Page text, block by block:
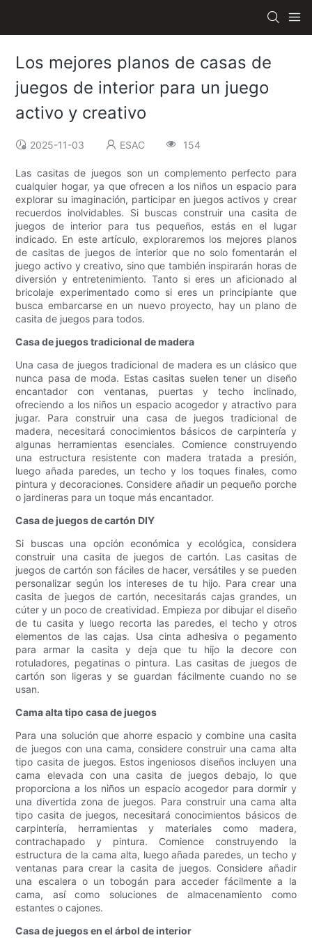
Los mejores planos de casas de
juegos de interior para un juego
activo y creativo
2025-11-03 ESAC 154
Las casitas de juegos son un complemento perfecto para
cualquier hogar, ya que ofrecen a los niños un espacio para
explorar su imaginación, participar en juegos activos y crear
recuerdos inolvidables. Si buscas construir una casita de
juegos de interior para tus pequeños, estás en el lugar
indicado. En este artículo, exploraremos los mejores planos
de casitas de juegos de interior que no solo fomentarán el
juego activo y creativo, sino que también inspirarán horas de
diversión y entretenimiento. Tanto si eres un aficionado al
bricolaje experimentado como si eres un principiante que
busca embarcarse en un nuevo proyecto, hay un plano de
casita de juegos para todos.
Casa de juegos tradicional de madera
Una casa de juegos tradicional de madera es un clásico que
nunca pasa de moda. Estas casitas suelen tener un diseño
encantador con ventanas, puertas y techo inclinado,
ofreciendo a los niños un espacio acogedor y atractivo para
jugar. Para construir una casa de juegos tradicional de
madera, necesitará conocimientos básicos de carpintería y
algunas herramientas esenciales. Comience construyendo
una estructura resistente con madera tratada a presión,
luego añada paredes, un techo y los toques finales, como
pintura y decoraciones. Considere añadir un pequeño porche
o jardineras para un toque más encantador.
Casa de juegos de cartón DIY
Si buscas una opción económica y ecológica, considera
construir una casita de juegos de cartón. Las casitas de
juegos de cartón son fáciles de hacer, versátiles y se pueden
personalizar según los intereses de tu hijo. Para crear una
casita de juegos de cartón, necesitarás cajas grandes, un
cúter y un poco de creatividad. Empieza por dibujar el diseño
de tu casita y luego recorta las paredes, el techo y otros
elementos de las cajas. Usa cinta adhesiva o pegamento
para armar la casita y deja que tu hijo la decore con
rotuladores, pegatinas o pintura. Las casitas de juegos de
cartón son ligeras y se guardan fácilmente cuando no se
usan.
Cama alta tipo casa de juegos
Para una solución que ahorre espacio y combine una casita
de juegos con una cama, considere construir una cama alta
tipo casita de juegos. Estos ingeniosos diseños incluyen una
cama elevada con una casita de juegos debajo, lo que
proporciona a los niños un espacio acogedor para dormir y
una divertida zona de juegos. Para construir una cama alta
tipo casita de juegos, necesitará conocimientos básicos de
carpintería, herramientas y materiales como madera,
contrachapado y pintura. Comience construyendo la
estructura de la cama alta, luego añada paredes, un techo y
ventanas para crear la casita de juegos. Considere añadir
una escalera o un tobogán para acceder fácilmente a la
cama, así como soluciones de almacenamiento como
estantes o cajones.
Casa de juegos en el árbol de interior